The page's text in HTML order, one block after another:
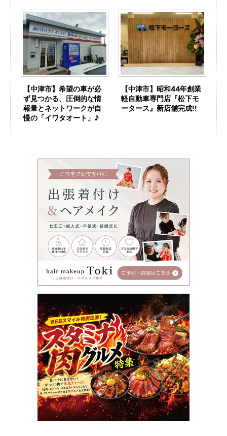
【中津市】希望の車が必
ず見つかる、圧倒的な情
報量とネットワークが自
慢の「イワタオート」♪
【中津市】昭和44年創業
軽自動車専門店『松下モ
ータース』新店舗完成!!